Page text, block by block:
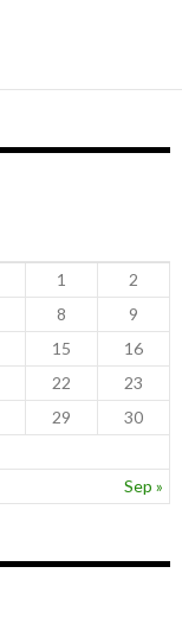
Sep »
1
2
8
9
15
16
22
23
29
30